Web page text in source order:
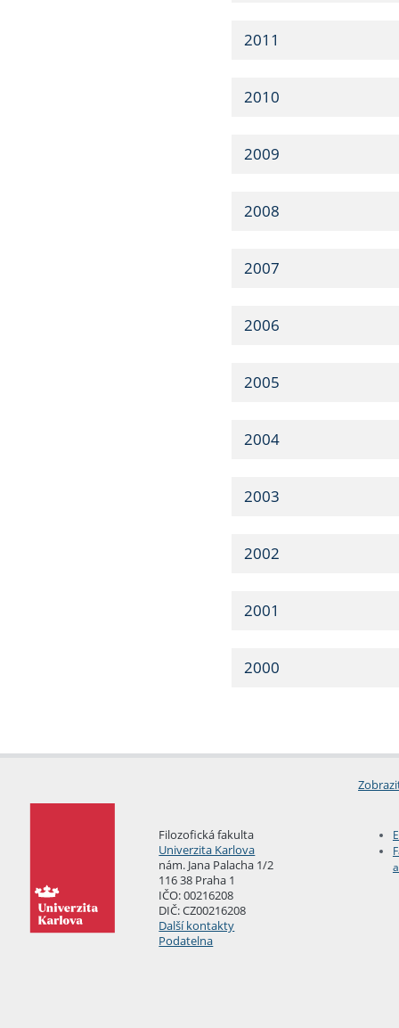
2011
2010
2009
2008
2007
2006
2005
2004
2003
2002
2001
2000
Filozofická fakulta
Univerzita Karlova
nám. Jana Palacha 1/2
116 38 Praha 1
IČO: 00216208
DIČ: CZ00216208
Další kontakty
Podatelna